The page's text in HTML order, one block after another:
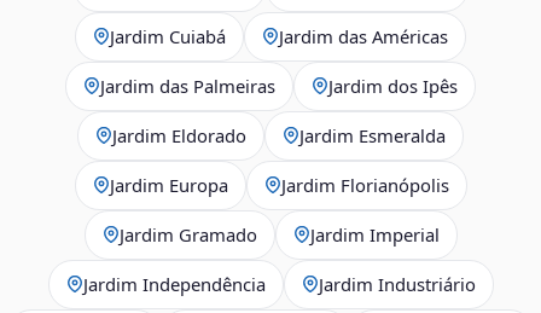
Jardim Cuiabá Jardim das Américas
Jardim das Palmeiras Jardim dos Ipês
Jardim Eldorado Jardim Esmeralda
Jardim Europa Jardim Florianópolis
Jardim Gramado Jardim Imperial
Jardim Independência Jardim Industriário